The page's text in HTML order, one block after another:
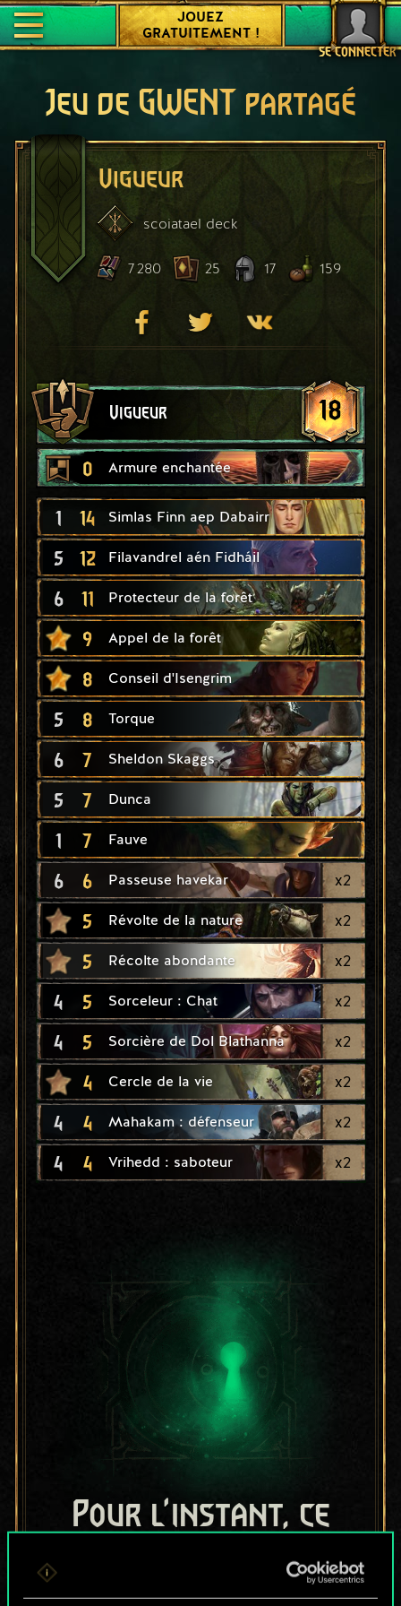
SE CONNECTER
JOUEZ
GRATUITEMENT !
Jeu de GWENT partagé
Vigueur
scoiatael deck
7 280 25 17 159
Vigueur 18
0 Armure enchantée
1 14 Simlas Finn aep Dabairr
5 12 Filavandrel aén Fidháil
6 11 Protecteur de la forêt
9 Appel de la forêt
8 Conseil d'Isengrim
5 8 Torque
6 7 Sheldon Skaggs
5 7 Dunca
1 7 Fauve
6 6 Passeuse havekar x2
5 Révolte de la nature x2
5 Récolte abondante x2
4 5 Sorceleur : Chat x2
4 5 Sorcière de Dol Blathanna x2
4 Cercle de la vie x2
4 4 Mahakam : défenseur x2
4 4 Vrihedd : saboteur x2
Pour l'instant, ce
n'est qu'un jeu de
cartes partagé.